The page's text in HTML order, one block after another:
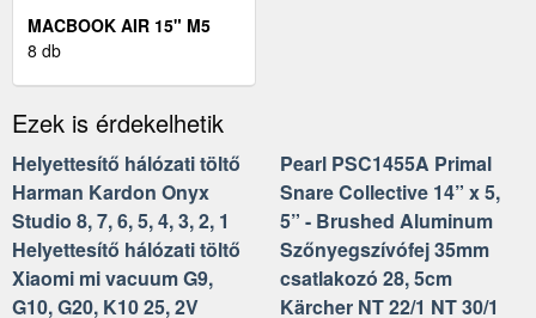
MACBOOK AIR 15" M5
MAGYAR 2026 ÉGKÉK -
8 db
Ezek is érdekelhetik
Helyettesítő hálózati töltő
Harman Kardon Onyx
Studio 8, 7, 6, 5, 4, 3, 2, 1
Pearl PSC1455A Primal
Snare Collective 14” x 5,
5” - Brushed Aluminum
Helyettesítő hálózati töltő
Xiaomi mi vacuum G9,
G10, G20, K10 25, 2V
Szőnyegszívófej 35mm
csatlakozó 28, 5cm
Kärcher NT 22/1 NT 30/1